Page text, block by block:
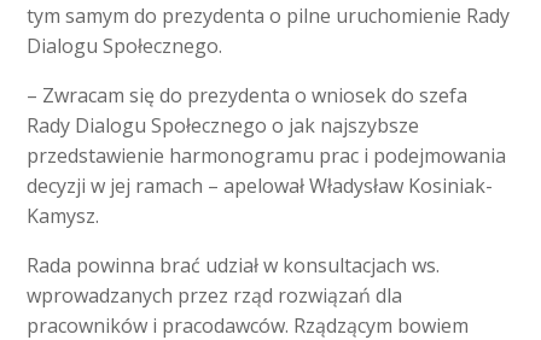
tym samym do prezydenta o pilne uruchomienie Rady
Dialogu Społecznego.
– Zwracam się do prezydenta o wniosek do szefa
Rady Dialogu Społecznego o jak najszybsze
przedstawienie harmonogramu prac i podejmowania
decyzji w jej ramach – apelował Władysław Kosiniak-
Kamysz.
Rada powinna brać udział w konsultacjach ws.
wprowadzanych przez rząd rozwiązań dla
pracowników i pracodawców. Rządzącym bowiem